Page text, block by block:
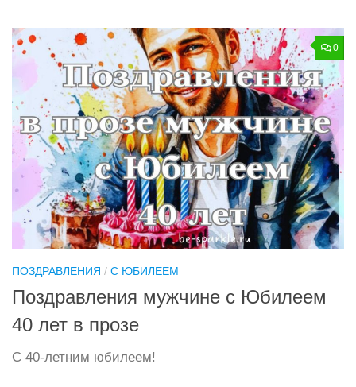
0
ПОЗДРАВЛЕНИЯ / С ЮБИЛЕЕМ
Поздравления мужчине с Юбилеем
40 лет в прозе
С 40-летним юбилеем!